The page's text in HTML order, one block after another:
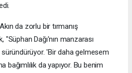
da zorlu bir tırmanış
"Süphan Dağı'nın manzarası
süründürüyor. 'Bir daha gelmesem
da yapıyor. Bu benim